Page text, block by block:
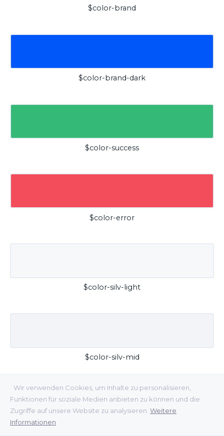
Wir verwenden Cookies, um Inhalte zu personalisieren,
Funktionen für soziale Medien anbieten zu können und die
Zugriffe auf unsere Website zu analysieren. Weitere
Informationen
$color-brand
$color-brand-dark
$color-success
$color-error
$color-silv-light
$color-silv-mid